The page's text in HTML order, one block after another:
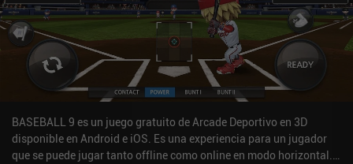
BASEBALL 9 es un juego gratuito de Arcade Deportivo en 3D
disponible en Android e iOS. Es una experiencia para un jugador
que se puede jugar tanto offline como online en modo horizontal.